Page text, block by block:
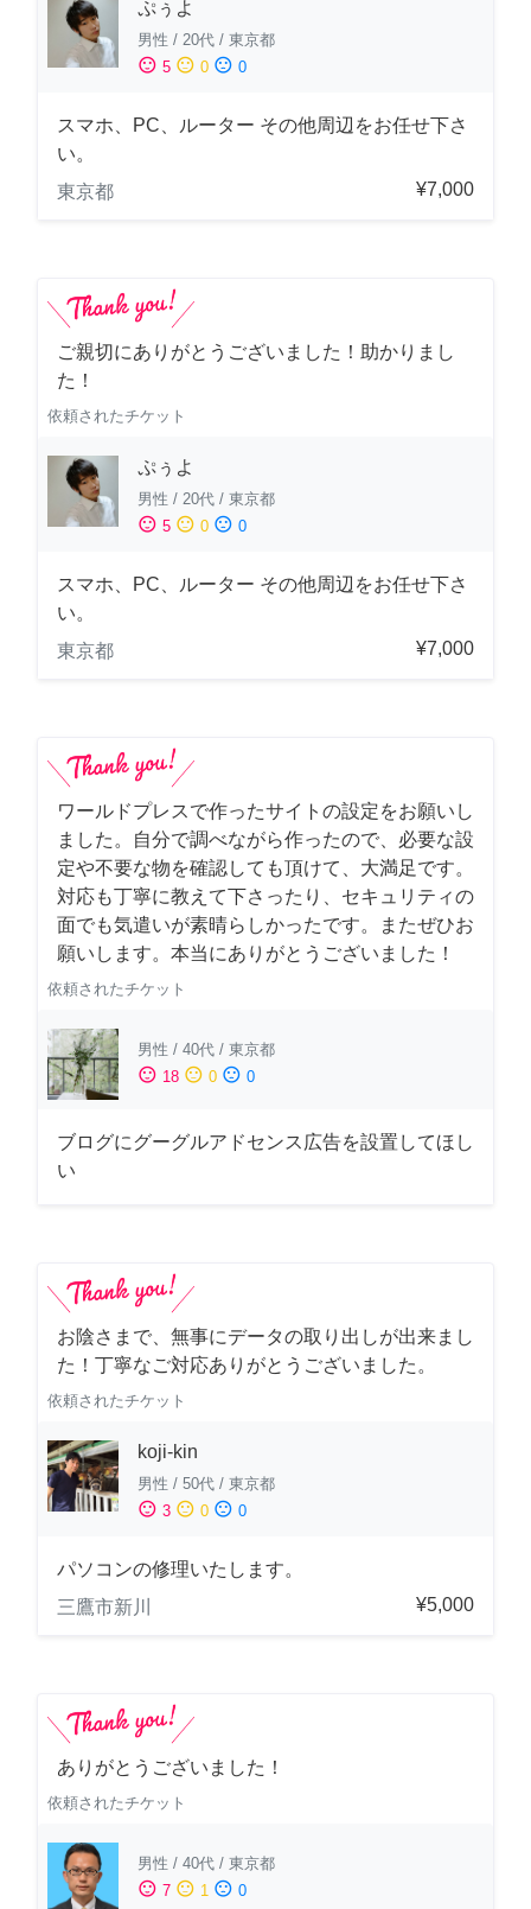
ぷぅよ
男性 / 20代 / 東京都
sentiment_satisfied 5 sentiment_neutral 0 sentiment_dissatisfied 0
スマホ、PC、ルーター その他周辺をお任せ下さ
い。
東京都
¥7,000
ご親切にありがとうございました！助かりまし
た！
依頼されたチケット
ぷぅよ
男性 / 20代 / 東京都
sentiment_satisfied 5 sentiment_neutral 0 sentiment_dissatisfied 0
スマホ、PC、ルーター その他周辺をお任せ下さ
い。
東京都
¥7,000
ワールドプレスで作ったサイトの設定をお願いし
ました。自分で調べながら作ったので、必要な設
定や不要な物を確認しても頂けて、大満足です。
対応も丁寧に教えて下さったり、セキュリティの
面でも気遣いが素晴らしかったです。またぜひお
願いします。本当にありがとうございました！
依頼されたチケット
男性 / 40代 / 東京都
sentiment_satisfied 18 sentiment_neutral 0 sentiment_dissatisfied 0
ブログにグーグルアドセンス広告を設置してほし
い
お陰さまで、無事にデータの取り出しが出来まし
た！丁寧なご対応ありがとうございました。
依頼されたチケット
koji-kin
男性 / 50代 / 東京都
sentiment_satisfied 3 sentiment_neutral 0 sentiment_dissatisfied 0
パソコンの修理いたします。
三鷹市新川
¥5,000
ありがとうございました！
依頼されたチケット
男性 / 40代 / 東京都
sentiment_satisfied 7 sentiment_neutral 1 sentiment_dissatisfied 0